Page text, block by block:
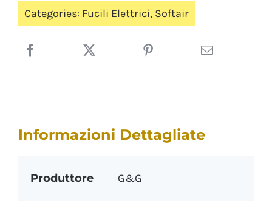
Categories: Fucili Elettrici, Softair
Informazioni Dettagliate
Produttore G&G